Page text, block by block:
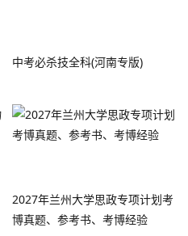
中考必杀技全科(河南专版)
2027年兰州大学思政专项计划考
博真题、参考书、考博经验